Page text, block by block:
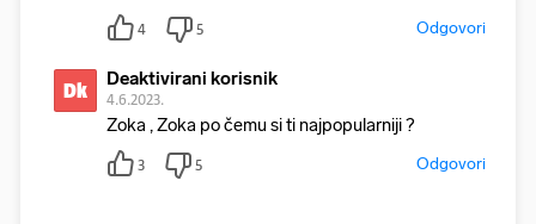
4 5 Odgovori
Dk Deaktivirani korisnik
4.6.2023.
Zoka , Zoka po čemu si ti najpopularniji ?
3 5 Odgovori